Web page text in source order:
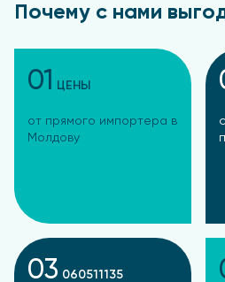
Почему с нами
01 ЦЕНЫ
от прямого импортера в
Молдову
03 060511135